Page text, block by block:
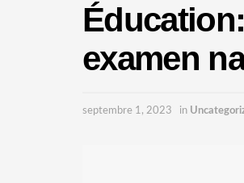
examen
septembre 1, 2023 in